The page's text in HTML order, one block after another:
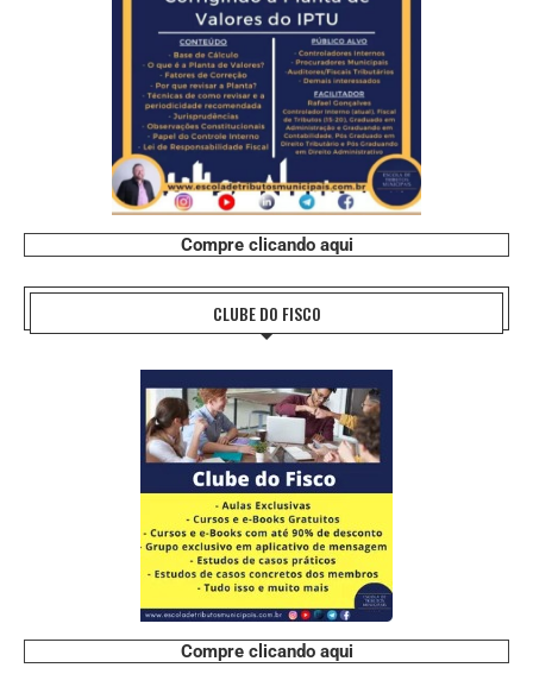
Compre clicando aqui
CLUBE DO FISCO
Compre clicando aqui